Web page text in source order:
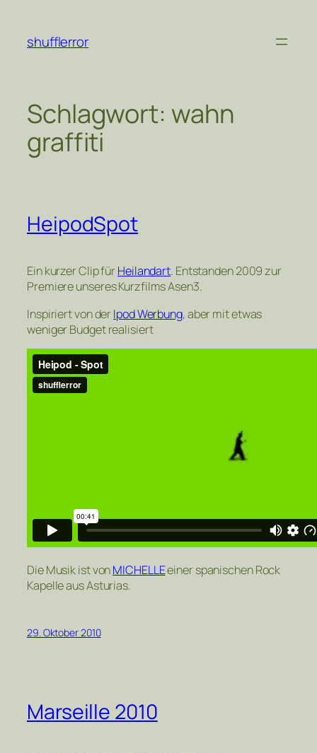
springen
shufflerror
Schlagwort: wahn
graffiti
HeipodSpot
Ein kurzer Clip fürHeilandart. Entstanden 2009 zur
Premiere unseres Kurzfilms Asen3.
Inspiriert von derIpod Werbung, aber mit etwas
weniger Budget realisiert
Die Musik ist vonMICHELLEeiner spanischen Rock
Kapelle aus Asturias.
29. Oktober 2010
Marseille 2010